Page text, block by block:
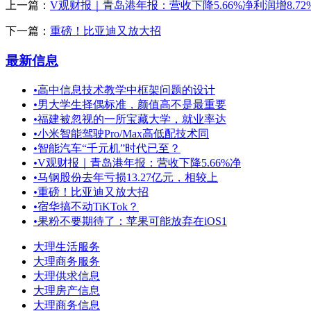
上一篇： V观财报｜青岛港年报：营收下降5.66%净利润增
下一篇： 重磅！比亚迪又放大招
最新信息
•高中信息技术教学中框架问题的设计
•男大学生择偶标准，颜值高不是最重要
•福建被忽视的一所宝藏大学，就业率达
•小米智能驾驶Pro/Max高低配技术同
•智能汽车“千元机”时代已至？
•V观财报｜青岛港年报：营收下降5.66%净
•马钢股份去年亏损13.27亿元，相较上
•重磅！比亚迪又放大招
•宿华搞不动TiKTok？
•果粉不要期待了：苹果可能放弃在iOS1
大理生活服务
大理商务服务
大理供求信息
大理房产信息
大理商务信息